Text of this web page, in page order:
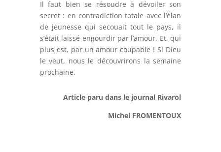
Il faut bien se résoudre à dévoiler son
secret : en contradiction totale avec l’élan
de jeunesse qui secouait tout le pays, il
s’était laissé engourdir par l’amour. Et, qui
plus est, par un amour coupable ! Si Dieu
le veut, nous le découvrirons la semaine
prochaine.
Article paru dans le journal Rivarol
Michel FROMENTOUX